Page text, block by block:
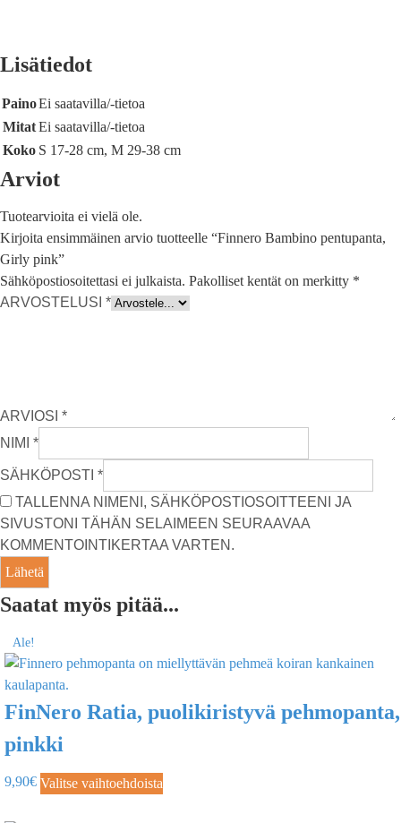
Lisätiedot
PainoEi saatavilla/-tietoa
MitatEi saatavilla/-tietoa
Koko S 17-28 cm, M 29-38 cm
Arviot
Tuotearvioita ei vielä ole.
Kirjoita ensimmäinen arvio tuotteelle “Finnero Bambino pentupanta,
Girly pink”
Sähköpostiosoitettasi ei julkaista. Pakolliset kentät on merkitty *
ARVOSTELUSI *
ARVIOSI *
NIMI *
SÄHKÖPOSTI *
TALLENNA NIMENI, SÄHKÖPOSTIOSOITTEENI JA
SIVUSTONI TÄHÄN SELAIMEEN SEURAAVAA
KOMMENTOINTIKERTAA VARTEN.
Saatat myös pitää...
Ale!
FinNero Ratia, puolikiristyvä pehmopanta,
pinkki
9,90€ Valitse vaihtoehdoista